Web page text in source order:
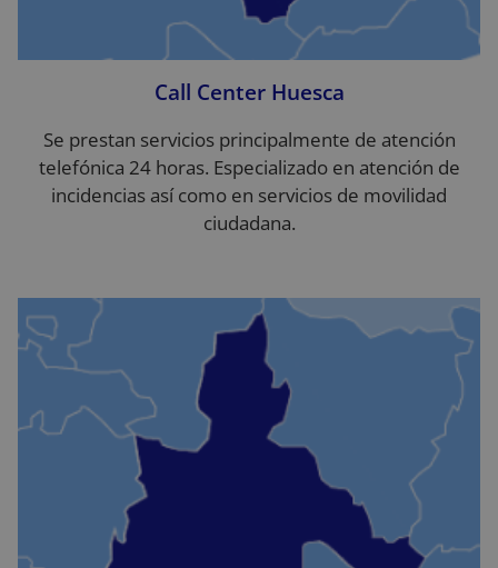
Call Center Huesca
Se prestan servicios principalmente de atención
telefónica 24 horas. Especializado en atención de
incidencias así como en servicios de movilidad
ciudadana.